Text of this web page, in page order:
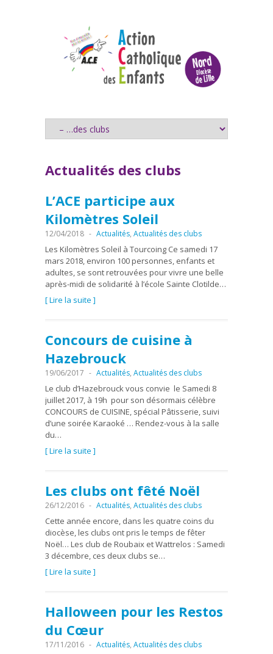
Actualités des clubs
L’ACE participe aux
Kilomètres Soleil
12/04/2018 - Actualités, Actualités des clubs
Les Kilomètres Soleil à Tourcoing Ce samedi 17
mars 2018, environ 100 personnes, enfants et
adultes, se sont retrouvées pour vivre une belle
après-midi de solidarité à l’école Sainte Clotilde…
[ Lire la suite ]
Concours de cuisine à
Hazebrouck
19/06/2017 - Actualités, Actualités des clubs
Le club d’Hazebrouck vous convie le Samedi 8
juillet 2017, à 19h pour son désormais célèbre
CONCOURS de CUISINE, spécial Pâtisserie, suivi
d’une soirée Karaoké … Rendez-vous à la salle
du…
[ Lire la suite ]
Les clubs ont fêté Noël
26/12/2016 - Actualités, Actualités des clubs
Cette année encore, dans les quatre coins du
diocèse, les clubs ont pris le temps de fêter
Noël… Les club de Roubaix et Wattrelos : Samedi
3 décembre, ces deux clubs se…
[ Lire la suite ]
Halloween pour les Restos
du Cœur
17/11/2016 - Actualités, Actualités des clubs